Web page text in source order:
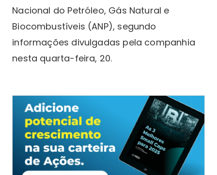
Nacional do Petróleo, Gás Natural e
Biocombustíveis (ANP), segundo
informações divulgadas pela companhia
nesta quarta-feira, 20.